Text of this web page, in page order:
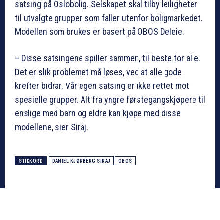
satsing på Oslobolig. Selskapet skal tilby leiligheter
til utvalgte grupper som faller utenfor boligmarkedet.
Modellen som brukes er basert på OBOS Deleie.
– Disse satsingene spiller sammen, til beste for alle.
Det er slik problemet må løses, ved at alle gode
krefter bidrar. Vår egen satsing er ikke rettet mot
spesielle grupper. Alt fra yngre førstegangskjøpere til
enslige med barn og eldre kan kjøpe med disse
modellene, sier Siraj.
STIKKORD DANIEL KJØRBERG SIRAJ OBOS